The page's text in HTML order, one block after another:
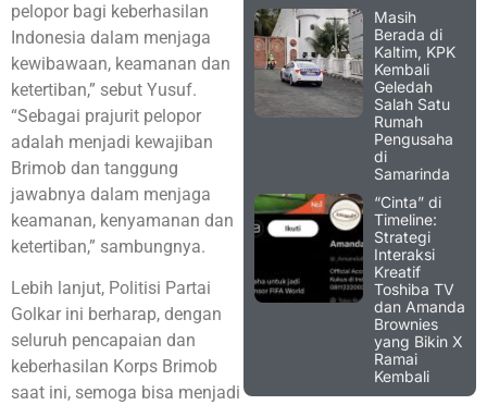
pelopor bagi keberhasilan
Indonesia dalam menjaga
kewibawaan, keamanan dan
ketertiban,” sebut Yusuf.
“Sebagai prajurit pelopor
adalah menjadi kewajiban
Brimob dan tanggung
jawabnya dalam menjaga
keamanan, kenyamanan dan
ketertiban,” sambungnya.
Lebih lanjut, Politisi Partai
Golkar ini berharap, dengan
seluruh pencapaian dan
keberhasilan Korps Brimob
saat ini, semoga bisa menjadi
Masih
Berada di
Kaltim, KPK
Kembali
Geledah
Salah Satu
Rumah
Pengusaha
di
Samarinda
“Cinta” di
Timeline:
Strategi
Interaksi
Kreatif
Toshiba TV
dan Amanda
Brownies
yang Bikin X
Ramai
Kembali